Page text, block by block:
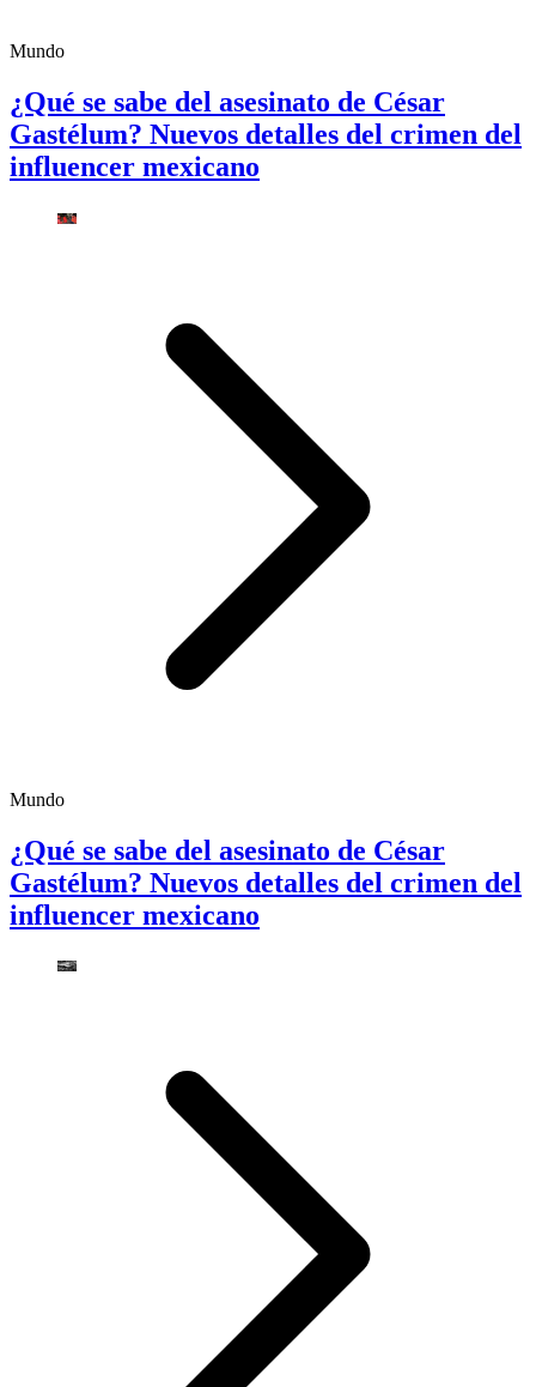
Mundo
¿Qué se sabe del asesinato de César
Gastélum? Nuevos detalles del crimen del
influencer mexicano
Mundo
¿Qué se sabe del asesinato de César
Gastélum? Nuevos detalles del crimen del
influencer mexicano